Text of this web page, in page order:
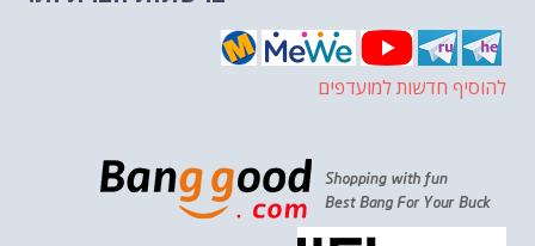
להוסיף חדשות למועדפים